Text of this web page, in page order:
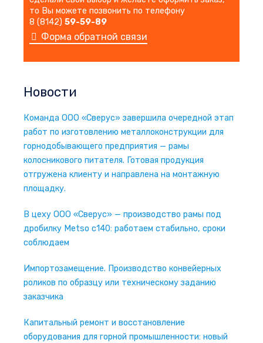
то Вы можете позвонить по телефону
8 (8142) 59-59-89
Форма обратной связи
Новости
Команда ООО «Сверус» завершила очередной этап
работ по изготовлению металлоконструкции для
горнодобывающего предприятия — рамы
колосникового питателя. Готовая продукция
отгружена клиенту и направлена на монтажную
площадку.
В цеху ООО «Сверус» — производство рамы под
дробилку Metso c140: работаем стабильно, сроки
соблюдаем
Импортозамещение. Производство конвейерных
роликов по образцу или техническому заданию
заказчика
Капитальный ремонт и восстановление
оборудования для горной промышленности: новый